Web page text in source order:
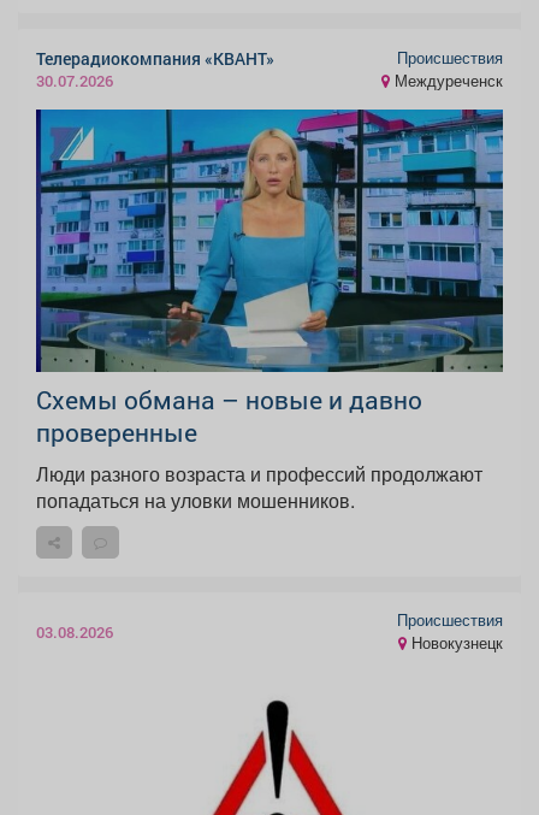
Телерадиокомпания «КВАНТ»
30.07.2026
Происшествия
Междуреченск
Схемы обмана – новые и давно
проверенные
Люди разного возраста и профессий продолжают
попадаться на уловки мошенников.
03.08.2026
Происшествия
Новокузнецк